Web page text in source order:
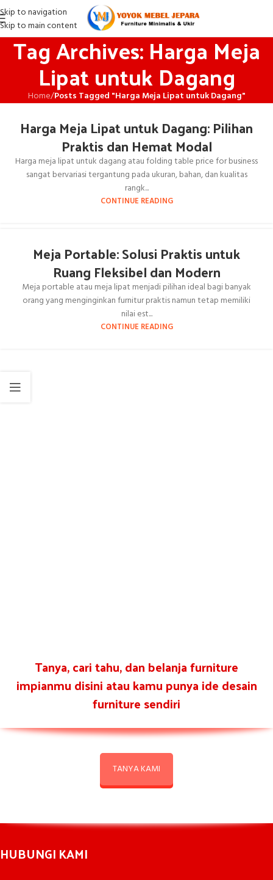
Skip to navigation
Skip to main content
Tag Archives: Harga Meja
Lipat untuk Dagang
Home/Posts Tagged "Harga Meja Lipat untuk Dagang"
Harga Meja Lipat untuk Dagang: Pilihan
Praktis dan Hemat Modal
Harga meja lipat untuk dagang atau folding table price for business
sangat bervariasi tergantung pada ukuran, bahan, dan kualitas
rangk...
CONTINUE READING
Meja Portable: Solusi Praktis untuk
Ruang Fleksibel dan Modern
Meja portable atau meja lipat menjadi pilihan ideal bagi banyak
orang yang menginginkan furnitur praktis namun tetap memiliki
nilai est...
CONTINUE READING
Tanya, cari tahu, dan belanja furniture
impianmu disini atau kamu punya ide desain
furniture sendiri
TANYA KAMI
HUBUNGI KAMI